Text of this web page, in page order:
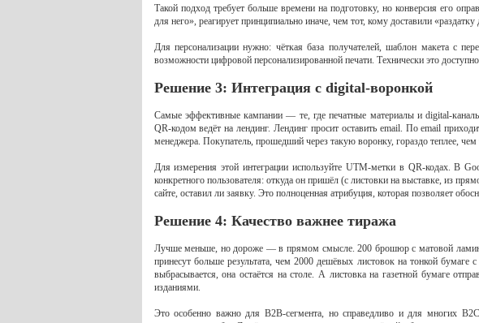
Такой подход требует больше времени на подготовку, но конверсия его
для него», реагирует принципиально иначе, чем тот, кому доставили «раздатку
Для персонализации нужно: чёткая база получателей, шаблон макета с
возможности цифровой персонализированной печати. Технически это
Решение 3: Интеграция с digital-воронкой
Самые эффективные кампании — те, где печатные материалы и digital-
QR-кодом ведёт на лендинг. Лендинг просит оставить email. По email
менеджера. Покупатель, прошедший через такую воронку, гораздо теплее, чем
Для измерения этой интеграции используйте UTM-метки в QR-кодах. В
конкретного пользователя: откуда он пришёл (с листовки на выставке, из
сайте, оставил ли заявку. Это полноценная атрибуция, которая позволяет
Решение 4: Качество важнее тиража
Лучше меньше, но дороже — в прямом смысле. 200 брошюр с матовой
принесут больше результата, чем 2000 дешёвых листовок на тонкой
выбрасывается, она остаётся на столе. А листовка на газетной бумаге
изданиями.
Это особенно важно для B2B-сегмента, но справедливо и для многих